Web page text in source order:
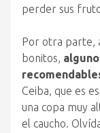
perder sus
Por otra parte,
bonitos,
Ceiba, que es
una copa muy
el caucho.